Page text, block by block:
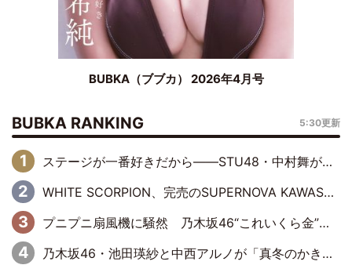
BUBKA（ブブカ） 2026年4月号
BUBKA RANKING 5:30更新
ステージが一番好きだから――STU48・中村舞が描く“これからの私”
WHITE SCORPION、完売のSUPERNOVA KAWASAKIで沸いた“着席型LIVE” 『BASE Live #16』昼公演リポート
プニプニ扇風機に騒然 乃木坂46“これいくら金”延長中は今回もわちゃわちゃ全開
乃木坂46・池田瑛紗と中西アルノが「真冬のかき氷」騒動で火花散らす！ 因縁の裏にあるのは、逆境をともに“凌”ぐ似た者同士の絆